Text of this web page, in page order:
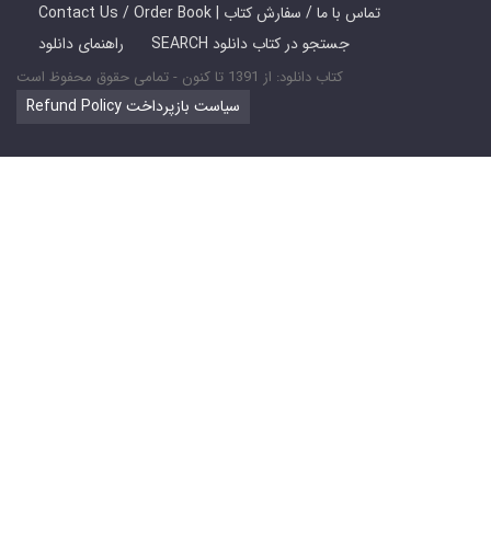
Contact Us / Order Book | تماس با ما / سفارش کتاب
راهنمای دانلود
SEARCH جستجو در کتاب دانلود
کتاب دانلود: از 1391 تا کنون - تمامی حقوق محفوظ است
Refund Policy سیاست بازپرداخت